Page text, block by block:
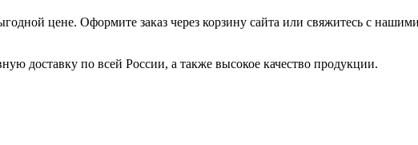
цене. Оформите заказ через корзину сайта или свяжитесь с
доставку по всей России, а также высокое качество продукции.